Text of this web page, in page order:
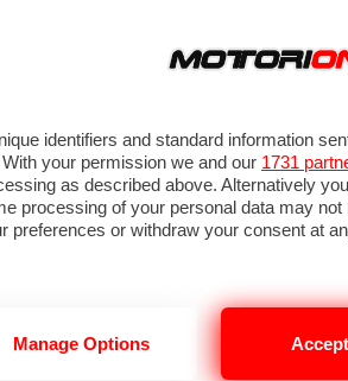
RENDERING PNEUMATICI TRAFFICO
identifiers and standard information
your permission we and our 1731
as described above. Alternatively
processing of your personal data may not
preferences or withdraw your consent at
Manage Options